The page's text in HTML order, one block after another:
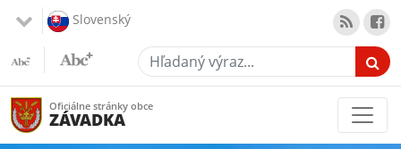
Slovenský
Hľadaný výraz...
Oficiálne stránky obce
ZÁVADKA